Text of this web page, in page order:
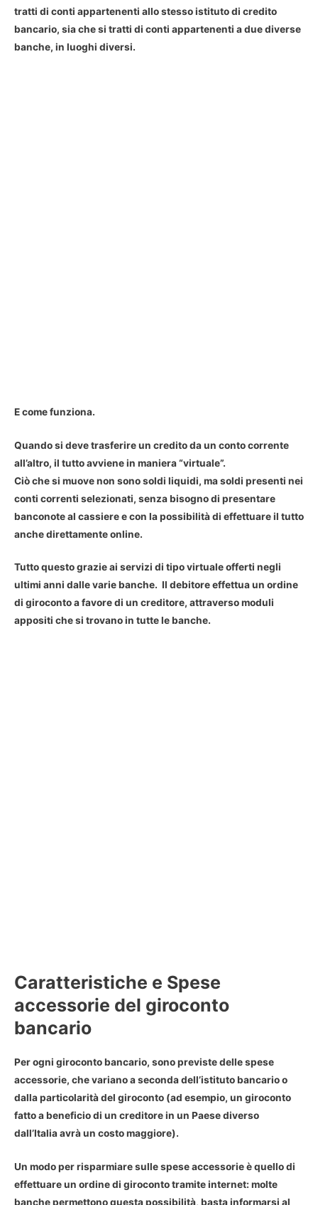
tratti di conti appartenenti allo stesso istituto di credito
bancario, sia che si tratti di conti appartenenti a due diverse
banche, in luoghi diversi.
E come funziona.
Quando si deve trasferire un credito da un conto corrente
all’altro, il tutto avviene in maniera “virtuale”.
Ciò che si muove non sono soldi liquidi, ma soldi presenti nei
conti correnti selezionati, senza bisogno di presentare
banconote al cassiere e con la possibilità di effettuare il tutto
anche direttamente online.
Tutto questo grazie ai servizi di tipo virtuale offerti negli
ultimi anni dalle varie banche. Il debitore effettua un ordine
di giroconto a favore di un creditore, attraverso moduli
appositi che si trovano in tutte le banche.
Caratteristiche e Spese
accessorie del giroconto
bancario
Per ogni giroconto bancario, sono previste delle spese
accessorie, che variano a seconda dell’istituto bancario o
dalla particolarità del giroconto (ad esempio, un giroconto
fatto a beneficio di un creditore in un Paese diverso
dall’Italia avrà un costo maggiore).
Un modo per risparmiare sulle spese accessorie è quello di
effettuare un ordine di giroconto tramite internet: molte
banche permettono questa possibilità, basta informarsi al